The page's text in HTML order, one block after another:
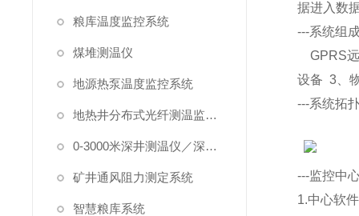
粮库温度监控系统
煤堆测温仪
地源热泵温度监控系统
地热井分布式光纤测温监测系统
0-3000米深井测温仪／深水测温仪
矿井通风阻力测定系统
智慧粮库系统
据进入数
---系统组
GPRS
设备 3 、
---系统拓
---监控中
1.中心软